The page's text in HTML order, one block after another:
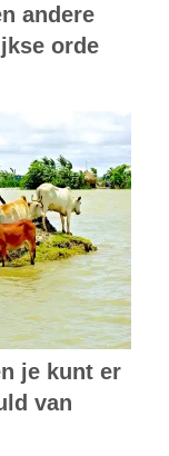
andere
orde
je kunt er
van